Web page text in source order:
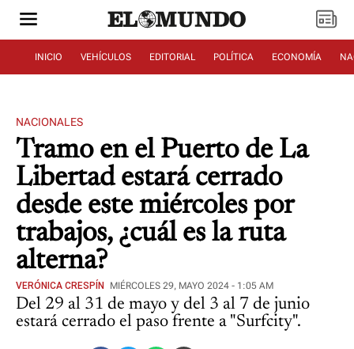
INICIO VEHÍCULOS EDITORIAL POLÍTICA ECONOMÍA
NACIONALES
Tramo en el Puerto de La
Libertad estará cerrado
desde este miércoles por
trabajos, ¿cuál es la ruta
alterna?
VERÓNICA CRESPÍN MIÉRCOLES 29, MAYO 2024 - 1:05 AM
Del 29 al 31 de mayo y del 3 al 7 de junio
estará cerrado el paso frente a "Surfcity".